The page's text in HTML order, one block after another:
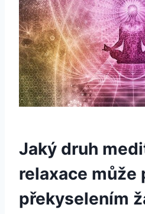
Jaký druh
relaxace může
překyselením